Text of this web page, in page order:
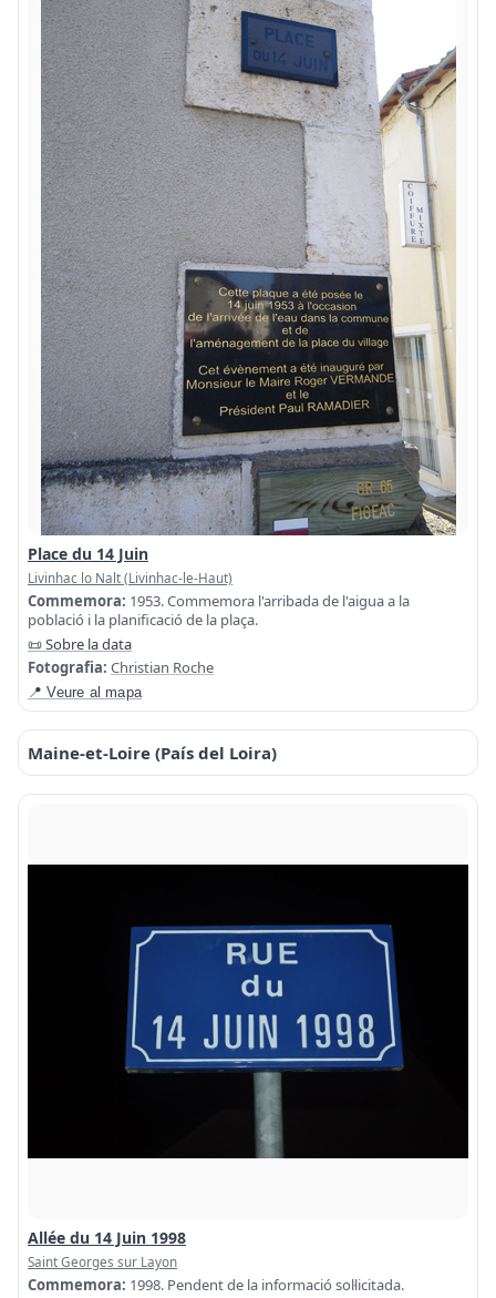
Place du 14 Juin
Livinhac lo Nalt (Livinhac-le-Haut)
Commemora: 1953. Commemora l'arribada de l'aigua a la
població i la planificació de la plaça.
📜 Sobre la data
Fotografia: Christian Roche
📍 Veure al mapa
Maine-et-Loire (País del Loira)
Allée du 14 Juin 1998
Saint Georges sur Layon
Commemora: 1998. Pendent de la informació sol·licitada.